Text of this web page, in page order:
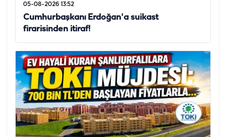
05-08-2026 13:52
Cumhurbaşkanı Erdoğan'a suikast
firarisinden itiraf!